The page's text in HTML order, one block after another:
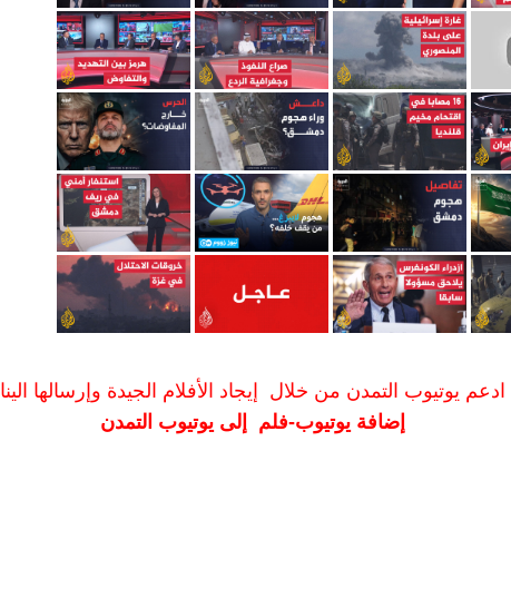
ادعم يوتيوب التمدن من خلال إيجاد الأفلام الجيدة وإرسالها الينا
إضافة يوتيوب-فلم إلى يوتيوب التمدن